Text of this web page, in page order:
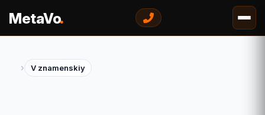
MetaVo.
› V znamenskiy